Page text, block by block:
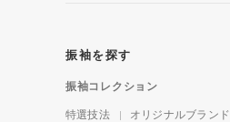
振袖を探す
振袖コレクション
特選技法 オリジナルブランド